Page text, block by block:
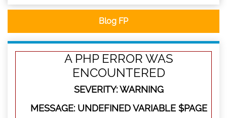
Blog FP
A PHP ERROR WAS
ENCOUNTERED
SEVERITY: WARNING
MESSAGE: UNDEFINED VARIABLE $PAGE